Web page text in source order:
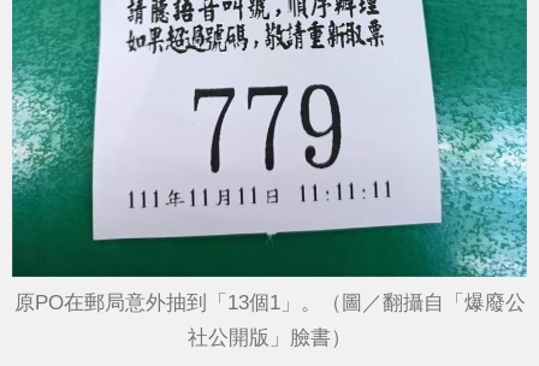
原PO在郵局意外抽到「13個1」。（圖／翻攝自「爆廢公
社公開版」臉書）